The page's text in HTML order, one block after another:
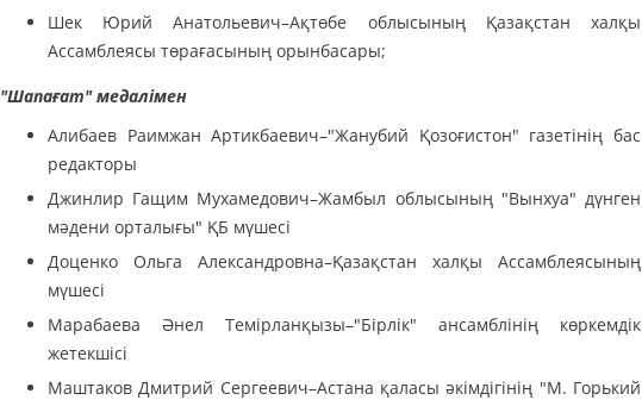
Шек Юрий Анатольевич–Ақтөбе облысының Қазақстан халқы
Ассамблеясы төрағасының орынбасары;
"Шапағат" медалімен
Алибаев Раимжан Артикбаевич–"Жанубий Қозоғистон" газетінің бас
редакторы
Джинлир Гащим Мухамедович–Жамбыл облысының "Вынхуа" дүнген
мәдени орталығы" ҚБ мүшесі
Доценко Ольга Александровна–Қазақстан халқы Ассамблеясының
мүшесі
Марабаева Әнел Темірланқызы–"Бірлік" ансамблінің көркемдік
жетекшісі
Маштаков Дмитрий Сергеевич–Астана қаласы әкімдігінің "М. Горький